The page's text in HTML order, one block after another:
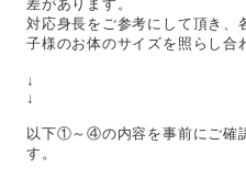
対応身長をご参考にして頂き、
子様のお体のサイズを照らし合
↓
↓
以下①～④の内容を事前にご確
す。